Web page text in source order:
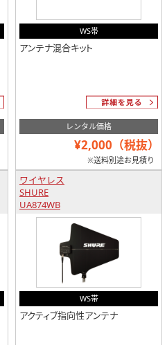
WS帯
アンテナ混合キット
レンタル価格
¥2,000（税抜）
※送料別途お見積り
ワイヤレス
SHURE
UA874WB
WS帯
アクティブ指向性アンテナ